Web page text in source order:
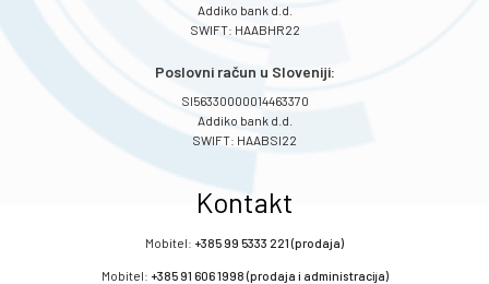
Addiko bank d.d.
SWIFT: HAABHR22
Poslovni račun u Sloveniji:
SI56330000014463370
Addiko bank d.d.
SWIFT: HAABSI22
Kontakt
Mobitel: +385 99 5333 221 (prodaja)
Mobitel: +385 91 606 1998 (prodaja i administracija)